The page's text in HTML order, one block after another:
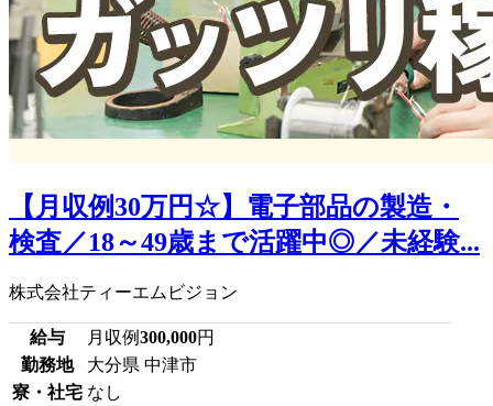
【月収例30万円☆】電子部品の製造・
検査／18～49歳まで活躍中◎／未経験...
株式会社ティーエムビジョン
給与 月収例300,000円
勤務地
大分県 中津市
寮・社宅 なし